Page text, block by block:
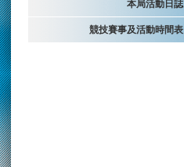
本局活動日誌
競技賽事及活動時間表